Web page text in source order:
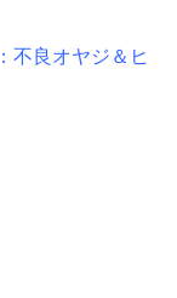
不良オヤジ＆ヒ